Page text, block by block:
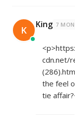
K King 7
<p>
cdn.net/
the feel
tie